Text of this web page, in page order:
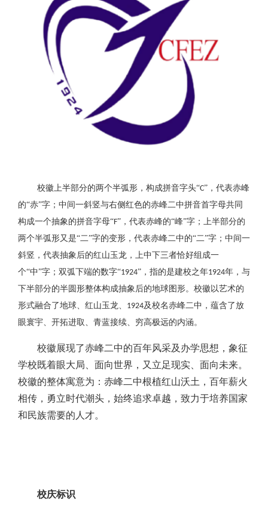
校徽上半部分的两个半弧形，构成拼音字头“C”，代表赤峰
的“赤”字；中间一斜竖与右侧红色的赤峰二中拼音首字母共同
构成一个抽象的拼音字母“F”，代表赤峰的“峰”字；上半部分的
两个半弧形又是“二”字的变形，代表赤峰二中的“二”字；中间一
斜竖，代表抽象后的红山玉龙，上中下三者恰好组成一
个“中”字；双弧下端的数字“1924”，指的是建校之年1924年，与
下半部分的半圆形整体构成抽象后的地球图形。校徽以艺术的
形式融合了地球、红山玉龙、 1924及校名赤峰二中，蕴含了放
眼寰宇、开拓进取、青蓝接续、穷高极远的内涵。
校徽展现了赤峰二中的百年风采及办学思想，象征
学校既着眼大局、面向世界，又立足现实、面向未来。
校徽的整体寓意为：赤峰二中根植红山沃土，百年薪火
相传，勇立时代潮头，始终追求卓越，致力于培养国家
和民族需要的人才。
校庆标识